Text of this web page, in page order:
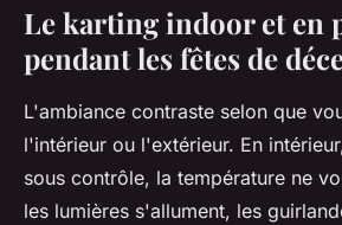
Le karting indoor et en
pendant les fêtes de
L'ambiance contraste selon que
l'intérieur ou l'extérieur. En
sous contrôle, la température ne
les lumières s'allument, les